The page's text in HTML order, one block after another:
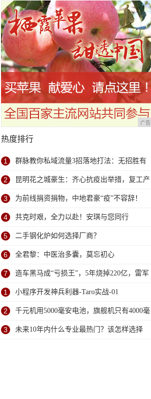
国家4A级旅游景区
广告
热度排行
1 群脉教你私域流量3招落地打法：无招胜有
招，笑傲江湖
2 昆明花之城豪生：齐心抗疫出举措，复工产
品“新”升级
3 为前线捐资捐物，中地君豪“疫”不容辞！
4 共克时艰，全力以赴！安琪与您同行
5 二手钢化炉如何选择厂商？
6 全君黎：中医治多囊，莫忘初心
7 造车黑马成“亏损王”，5年烧掉220亿，雷军
也看走眼了？
1 小程序开发神兵利器-Taro实战-01
2 千元机用5000毫安电池，旗舰机只有4000毫
安，这是为啥？
3 未来10年内什么专业最热门？该怎样选择